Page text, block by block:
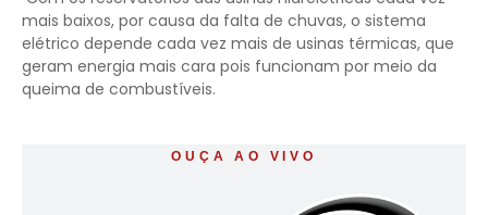
mais baixos, por causa da falta de chuvas, o sistema
elétrico depende cada vez mais de usinas térmicas, que
geram energia mais cara pois funcionam por meio da
queima de combustíveis.
OUÇA AO VIVO